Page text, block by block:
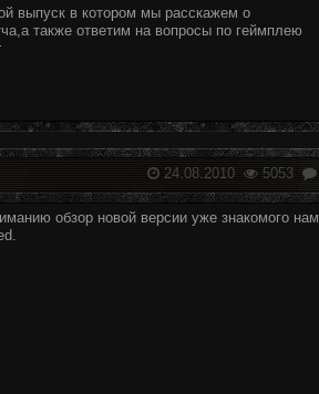
выпуск в котором мы расскажем о
также ответим на вопросы по геймплею
24.08.2010 5053
обзор новой версии уже знакомого нам